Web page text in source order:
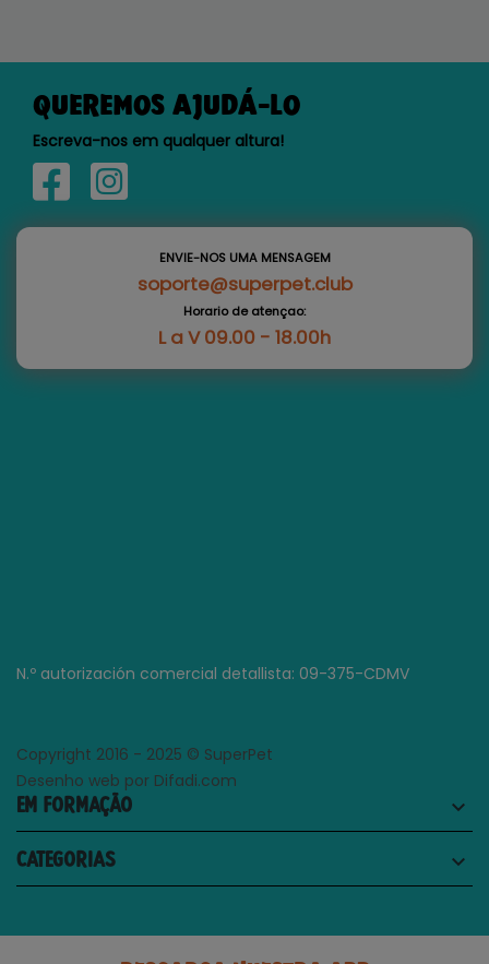
QUEREMOS AJUDÁ-LO
Escreva-nos em qualquer altura!
ENVIE-NOS UMA MENSAGEM
soporte@superpet.club
Horario de atençao:
L a V 09.00 - 18.00h
N.º autorización comercial detallista: 09-375-CDMV
Copyright 2016 - 2025 © SuperPet
Desenho web por Difadi.com
EM FORMAÇÃO keyboard_arrow_down
CATEGORIAS keyboard_arrow_down